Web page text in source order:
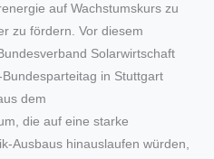
auf Wachstumskurs zu
zu fördern. Vor diesem
Solarwirtschaft
in Stuttgart
dem
die auf eine starke
Ausbaus hinauslaufen würden,